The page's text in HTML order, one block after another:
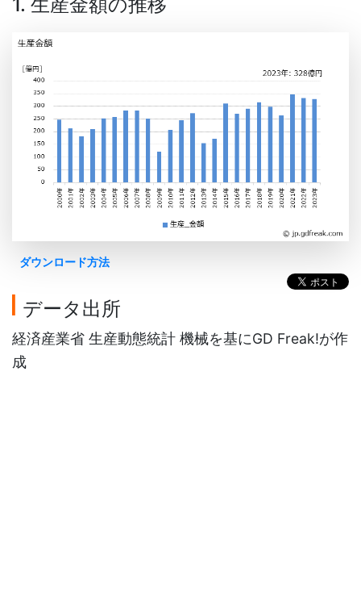
ダウンロード方法
データ出所
経済産業省 生産動態統計 機械を基にGD Freak!が作
成